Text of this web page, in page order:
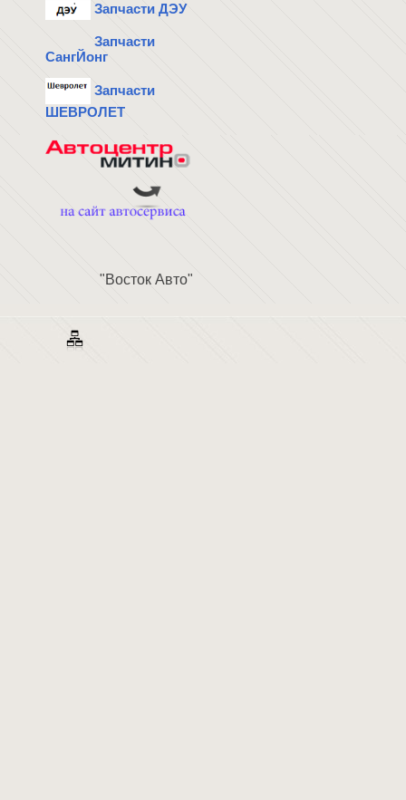
Запчасти ДЭУ
Запчасти
СангЙонг
Запчасти
ШЕВРОЛЕТ
"Восток Авто"